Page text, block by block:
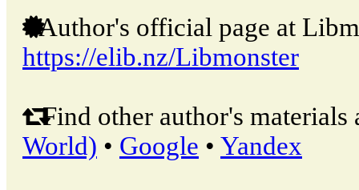
Author's official page at
https://elib.nz/Libmonster
Find other author's materials
World) • Google • Yandex